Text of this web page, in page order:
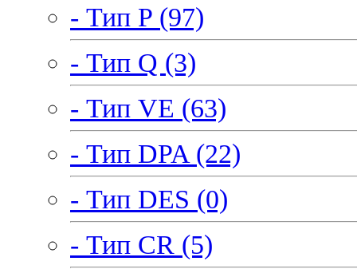
- Тип P (97)
- Тип Q (3)
- Тип VE (63)
- Тип DPA (22)
- Тип DES (0)
- Тип CR (5)